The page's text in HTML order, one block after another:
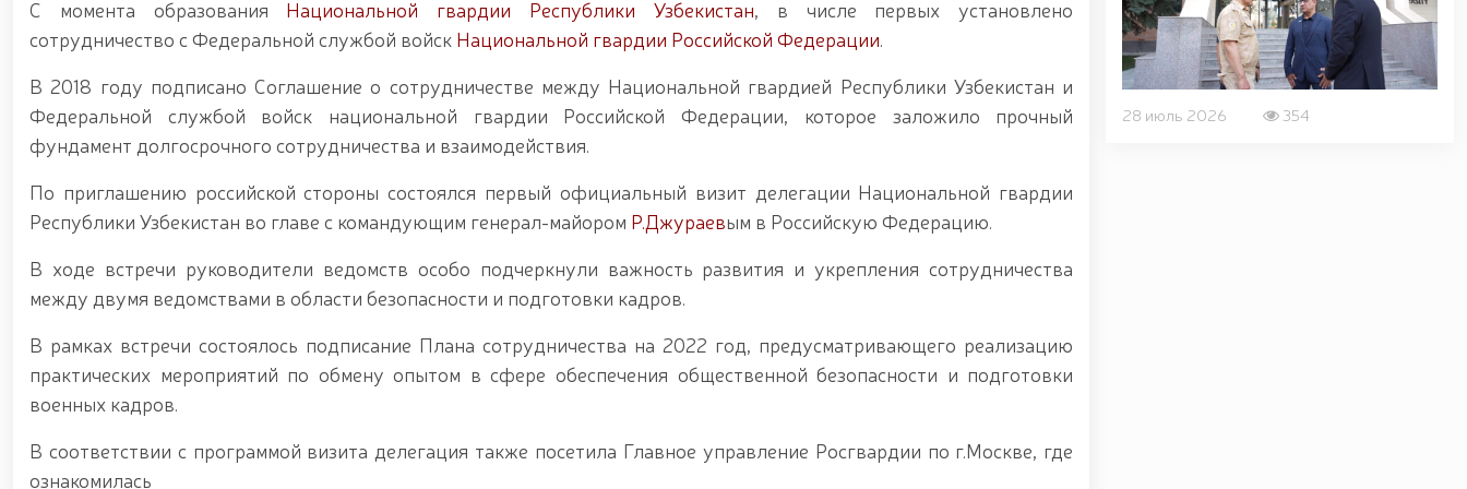
С момента образования Национальной гвардии Республики Узбекистан, в числе первых установлено
сотрудничество с Федеральной службой войск Национальной гвардии Российской Федерации.
В 2018 году подписано Соглашение о сотрудничестве между Национальной гвардией Республики Узбекистан и
Федеральной службой войск национальной гвардии Российской Федерации, которое заложило прочный
фундамент долгосрочного сотрудничества и взаимодействия.
По приглашению российской стороны состоялся первый официальный визит делегации Национальной гвардии
Республики Узбекистан во главе с командующим генерал-майором Р.Джураевым в Российскую Федерацию.
В ходе встречи руководители ведомств особо подчеркнули важность развития и укрепления сотрудничества
между двумя ведомствами в области безопасности и подготовки кадров.
В рамках встречи состоялось подписание Плана сотрудничества на 2022 год, предусматривающего реализацию
практических мероприятий по обмену опытом в сфере обеспечения общественной безопасности и подготовки
военных кадров.
В соответствии с программой визита делегация также посетила Главное управление Росгвардии по г.Москве, где
ознакомилась
28 июль 2026 354